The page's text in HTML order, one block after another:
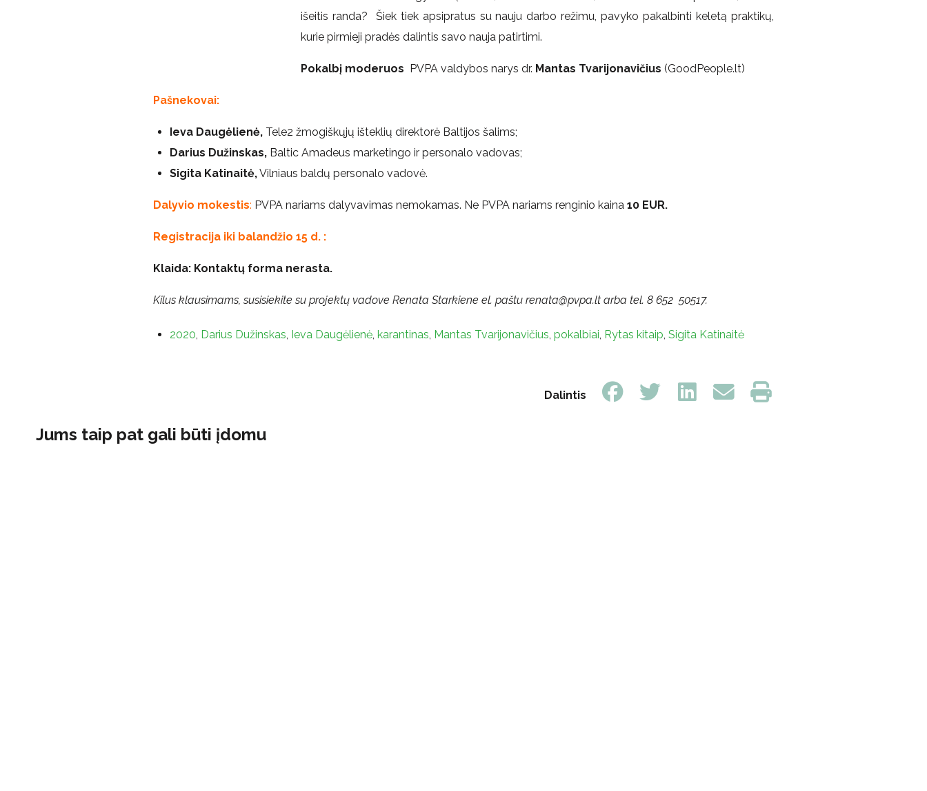
išeitis randa? Šiek tiek apsipratus su nauju darbo režimu, pavyko pakalbinti keletą praktikų,
kurie pirmieji pradės dalintis savo nauja patirtimi.
Pokalbį moderuos PVPA valdybos narys dr. Mantas Tvarijonavičius (GoodPeople.lt)
Pašnekovai:
Ieva Daugėlienė, Tele2 žmogiškųjų išteklių direktorė Baltijos šalims;
Darius Dužinskas, Baltic Amadeus marketingo ir personalo vadovas;
Sigita Katinaitė,Vilniaus baldų personalo vadovė.
Dalyvio mokestis: PVPA nariams dalyvavimas nemokamas. Ne PVPA nariams renginio kaina 10 EUR.
Registracija iki balandžio 15 d. :
Klaida: Kontaktų forma nerasta.
Kilus klausimams, susisiekite su projektų vadove Renata Starkiene el. paštu renata@pvpa.lt arba tel. 8 652 50517.
2020 Darius Dužinskas Ieva Daugėlienė karantinas Mantas Tvarijonavičius pokalbiai Rytas kitaip Sigita Katinaitė
Dalintis
Jums taip pat gali būti įdomu